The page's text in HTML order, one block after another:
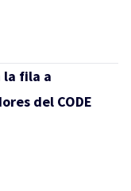
la fila a
del CODE